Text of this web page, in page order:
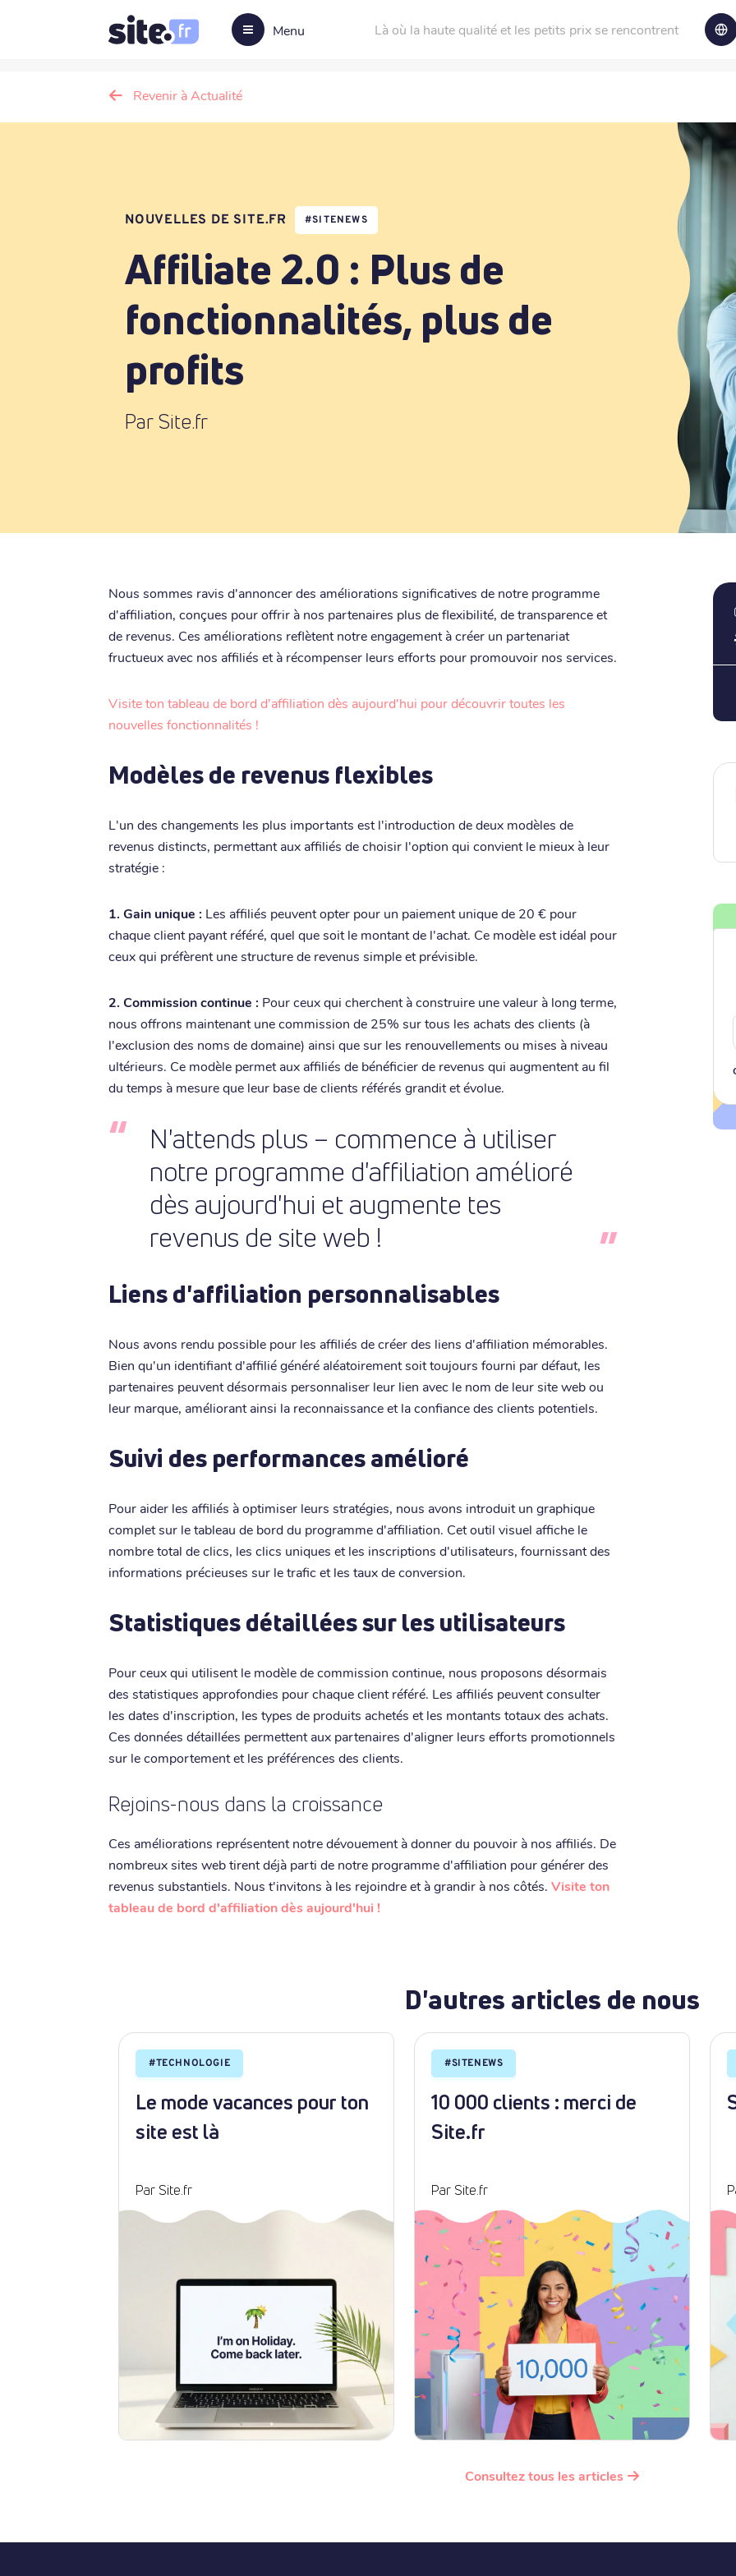
Menu Là où la haute qualité et les petits prix se rencontrent
Revenir à Actualité
NOUVELLES DE SITE.FR #SITENEWS
Affiliate 2.0 : Plus de
fonctionnalités, plus de
profits
Par Site.fr
Nous sommes ravis d'annoncer des améliorations significatives de notre programme
d'affiliation, conçues pour offrir à nos partenaires plus de flexibilité, de transparence et
de revenus. Ces améliorations reflètent notre engagement à créer un partenariat
fructueux avec nos affiliés et à récompenser leurs efforts pour promouvoir nos services.
Visite ton tableau de bord d'affiliation dès aujourd'hui pour découvrir toutes les
nouvelles fonctionnalités !
Modèles de revenus flexibles
L'un des changements les plus importants est l'introduction de deux modèles de
revenus distincts, permettant aux affiliés de choisir l'option qui convient le mieux à leur
stratégie :
1. Gain unique : Les affiliés peuvent opter pour un paiement unique de 20 € pour
chaque client payant référé, quel que soit le montant de l'achat. Ce modèle est idéal pour
ceux qui préfèrent une structure de revenus simple et prévisible.
2. Commission continue : Pour ceux qui cherchent à construire une valeur à long terme,
nous offrons maintenant une commission de 25% sur tous les achats des clients (à
l'exclusion des noms de domaine) ainsi que sur les renouvellements ou mises à niveau
ultérieurs. Ce modèle permet aux affiliés de bénéficier de revenus qui augmentent au fil
du temps à mesure que leur base de clients référés grandit et évolue.
N'attends plus – commence à utiliser
notre programme d'affiliation amélioré
dès aujourd'hui et augmente tes
revenus de site web !
Liens d'affiliation personnalisables
Nous avons rendu possible pour les affiliés de créer des liens d'affiliation mémorables.
Bien qu'un identifiant d'affilié généré aléatoirement soit toujours fourni par défaut, les
partenaires peuvent désormais personnaliser leur lien avec le nom de leur site web ou
leur marque, améliorant ainsi la reconnaissance et la confiance des clients potentiels.
Suivi des performances amélioré
Pour aider les affiliés à optimiser leurs stratégies, nous avons introduit un graphique
complet sur le tableau de bord du programme d'affiliation. Cet outil visuel affiche le
nombre total de clics, les clics uniques et les inscriptions d'utilisateurs, fournissant des
informations précieuses sur le trafic et les taux de conversion.
Statistiques détaillées sur les utilisateurs
Pour ceux qui utilisent le modèle de commission continue, nous proposons désormais
des statistiques approfondies pour chaque client référé. Les affiliés peuvent consulter
les dates d'inscription, les types de produits achetés et les montants totaux des achats.
Ces données détaillées permettent aux partenaires d'aligner leurs efforts promotionnels
sur le comportement et les préférences des clients.
Rejoins-nous dans la croissance
Ces améliorations représentent notre dévouement à donner du pouvoir à nos affiliés. De
nombreux sites web tirent déjà parti de notre programme d'affiliation pour générer des
revenus substantiels. Nous t'invitons à les rejoindre et à grandir à nos côtés. Visite ton
tableau de bord d'affiliation dès aujourd'hui !
D'autres articles de nous
#TECHNOLOGIE
Le mode vacances pour ton
site est là
Par Site.fr
#SITENEWS
10 000 clients : merci de
Site.fr
Par Site.fr
Consultez tous les articles